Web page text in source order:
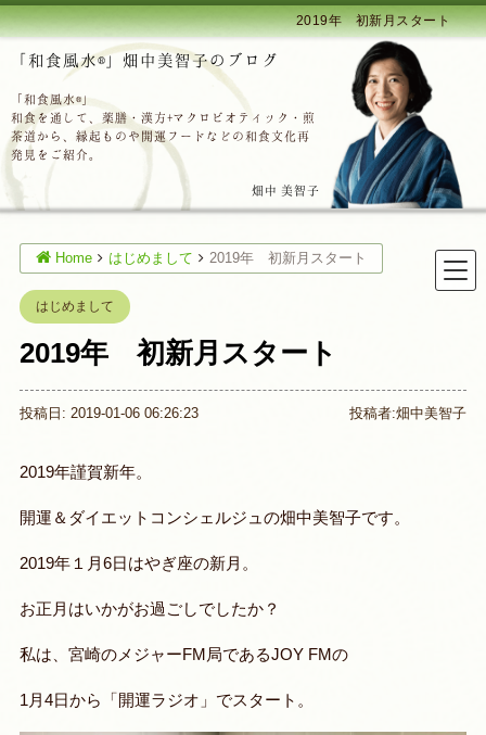
2019年 初新月スタート
「和食風水®」畑中美智子のブログ
「和食風水®」
和食を通して、薬膳・漢方+マクロビオティック・煎
茶道から、縁起ものや開運フードなどの和食文化再
発見をご紹介。
畑中 美智子
Home はじめまして 2019年 初新月スタート
はじめまして
2019年 初新月スタート
投稿日: 2019-01-06 06:26:23 投稿者:畑中美智子
2019年謹賀新年。
開運＆ダイエットコンシェルジュの畑中美智子です。
2019年１月6日はやぎ座の新月。
お正月はいかがお過ごしでしたか？
私は、宮崎のメジャーFM局であるJOY FMの
1月4日から「開運ラジオ」でスタート。